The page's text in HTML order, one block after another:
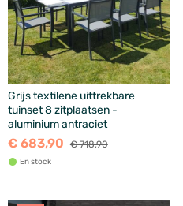
Grijs textilene uittrekbare
tuinset 8 zitplaatsen -
aluminium antraciet
€ 683,90 € 718,90
En stock